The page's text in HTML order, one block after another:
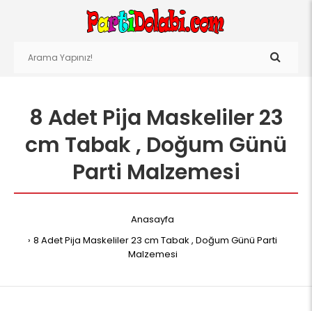
8 Adet Pija Maskeliler 23
cm Tabak , Doğum Günü
Parti Malzemesi
Anasayfa
8 Adet Pija Maskeliler 23 cm Tabak , Doğum Günü Parti
Malzemesi